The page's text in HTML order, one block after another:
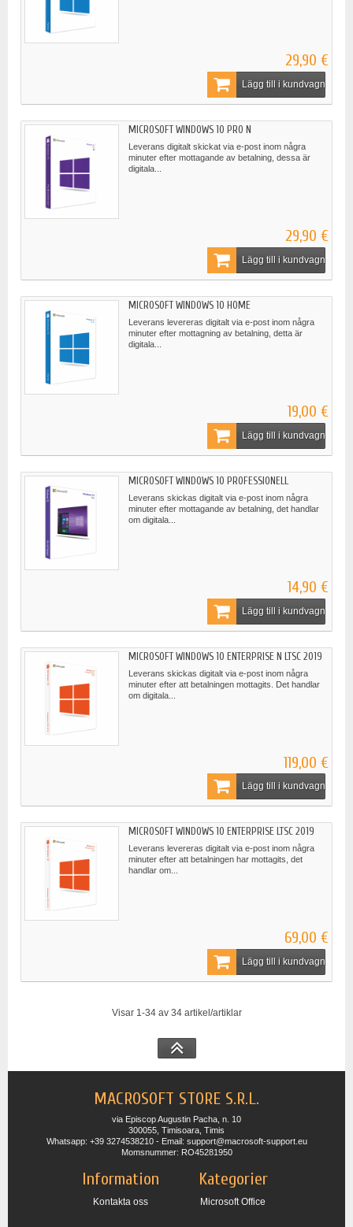
29,90 €
Lägg till i kundvagn
MICROSOFT WINDOWS 10 PRO N
Leverans digitalt skickat via e-post inom några
minuter efter mottagande av betalning, dessa är
digitala...
29,90 €
Lägg till i kundvagn
MICROSOFT WINDOWS 10 HOME
Leverans levereras digitalt via e-post inom några
minuter efter mottagning av betalning, detta är
digitala...
19,00 €
Lägg till i kundvagn
MICROSOFT WINDOWS 10 PROFESSIONELL
Leverans skickas digitalt via e-post inom några
minuter efter mottagande av betalning, det handlar
om digitala...
14,90 €
Lägg till i kundvagn
MICROSOFT WINDOWS 10 ENTERPRISE N LTSC 2019
Leverans skickas digitalt via e-post inom några
minuter efter att betalningen mottagits. Det handlar
om digitala...
119,00 €
Lägg till i kundvagn
MICROSOFT WINDOWS 10 ENTERPRISE LTSC 2019
Leverans levereras digitalt via e-post inom några
minuter efter att betalningen har mottagits, det
handlar om...
69,00 €
Lägg till i kundvagn
Visar 1-34 av 34 artikel/artiklar
MACROSOFT STORE S.R.L.
via Episcop Augustin Pacha, n. 10
300055, Timisoara, Timis
Whatsapp: +39 3274538210 - Email: support@macrosoft-support.eu
Momsnummer: RO45281950
Information
Kontakta oss
Kategorier
Microsoft Office